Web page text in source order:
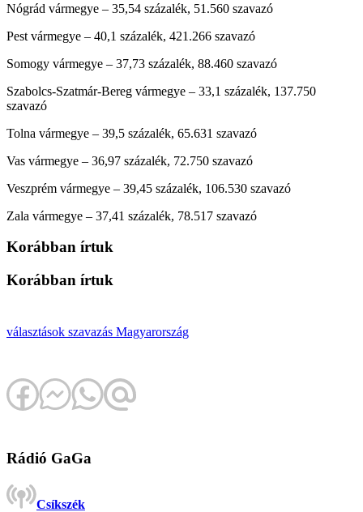
Nógrád vármegye – 35,54 százalék, 51.560 szavazó
Pest vármegye – 40,1 százalék, 421.266 szavazó
Somogy vármegye – 37,73 százalék, 88.460 szavazó
Szabolcs-Szatmár-Bereg vármegye – 33,1 százalék, 137.750
szavazó
Tolna vármegye – 39,5 százalék, 65.631 szavazó
Vas vármegye – 36,97 százalék, 72.750 szavazó
Veszprém vármegye – 39,45 százalék, 106.530 szavazó
Zala vármegye – 37,41 százalék, 78.517 szavazó
Korábban írtuk
Korábban írtuk
választások szavazás Magyarország
Rádió GaGa
Csíkszék